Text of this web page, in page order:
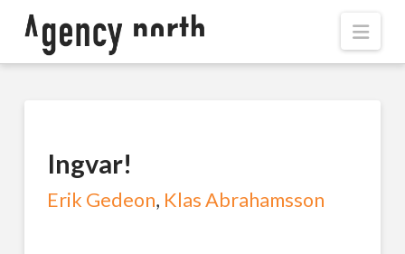
Ingvar!
Erik Gedeon, Klas Abrahamsson